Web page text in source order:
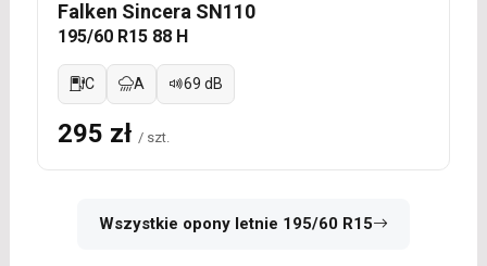
Falken Sincera SN110
195/60 R15 88 H
C A 69 dB
295 zł / szt.
Wszystkie opony letnie 195/60 R15